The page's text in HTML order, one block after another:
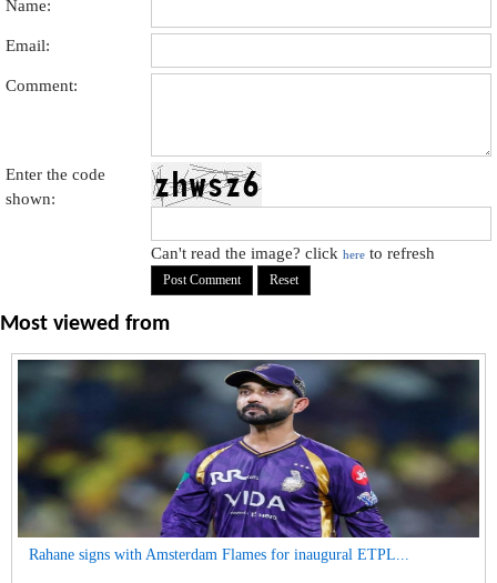
Name:
Email:
Comment:
Enter the code
shown:
Can't read the image? clickhere to refresh
Most viewed from
Rahane signs with Amsterdam Flames for inaugural ETPL...